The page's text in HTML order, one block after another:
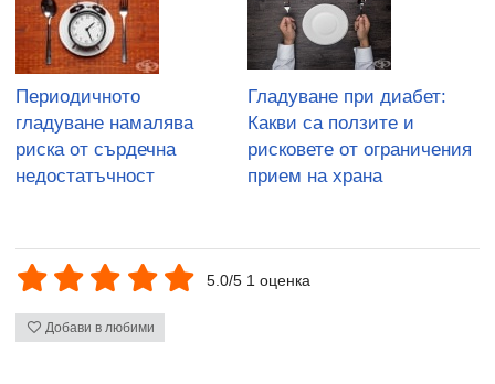
Периодичното
гладуване намалява
риска от сърдечна
недостатъчност
Гладуване при диабет:
Какви са ползите и
рисковете от ограничения
прием на храна
5.0/5 1 оценка
Добави в любими